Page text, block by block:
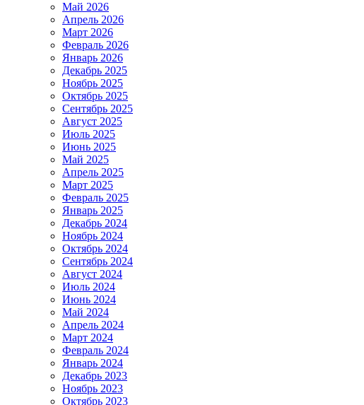
Май 2026
Апрель 2026
Март 2026
Февраль 2026
Январь 2026
Декабрь 2025
Ноябрь 2025
Октябрь 2025
Сентябрь 2025
Август 2025
Июль 2025
Июнь 2025
Май 2025
Апрель 2025
Март 2025
Февраль 2025
Январь 2025
Декабрь 2024
Ноябрь 2024
Октябрь 2024
Сентябрь 2024
Август 2024
Июль 2024
Июнь 2024
Май 2024
Апрель 2024
Март 2024
Февраль 2024
Январь 2024
Декабрь 2023
Ноябрь 2023
Октябрь 2023